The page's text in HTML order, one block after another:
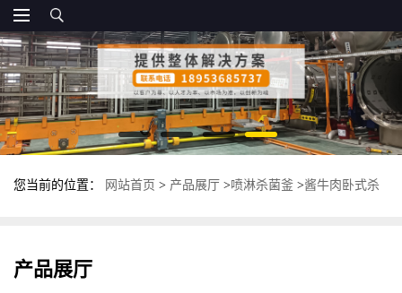
您当前的位置： 网站首页 > 产品展厅 >喷淋杀菌釜 >酱牛肉卧式杀
产品展厅